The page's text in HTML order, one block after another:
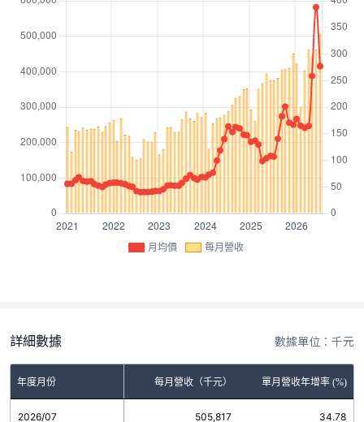
月均價 每月營收
詳細數據 數據單位：千元
年度月份 每月營收（千元） 單月營收年增率 (%)
2026/07 505,817 34.78